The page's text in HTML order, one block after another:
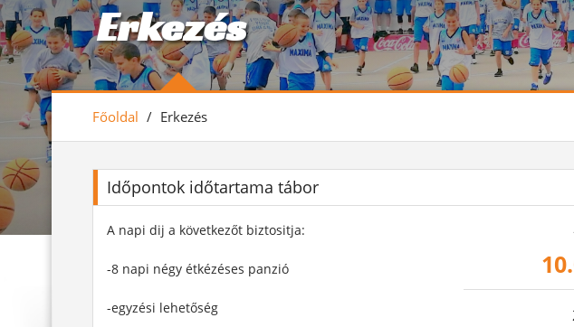
Erkezés
Főoldal / Erkezés
Időpontok időtartama tábor
A napi dij a következőt biztositja:
-8 napi négy étkézéses panzió
-egyzési lehetőség